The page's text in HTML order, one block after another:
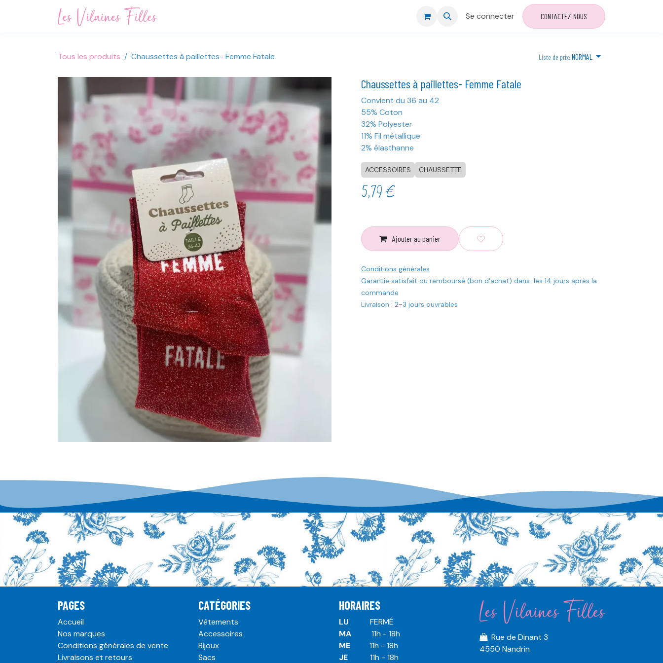
Livraison et retour Se connecter CONTACTEZ-NOUS
Tous les produits Chaussettes à paillettes- Femme Fatale Liste de prix: NORMAL
Chaussettes à paillettes- Femme Fatale
Convient du 36 au 42
55% Coton
32% Polyester
11% Fil métallique
2% élasthanne
ACCESSOIRES CHAUSSETTE
5,79€
Ajouter au panier
Conditions générales
Garantie satisfait ou remboursé (bon d'achat) dans les 14 jours après la
commande
Livraison : 2-3 jours ouvrables
PAGES
Accueil
Nos marques
Conditions générales de vente
Livraisons et retours
CATÉGORIES
Vêtements
Accessoires
Bijoux
Sacs
HORAIRES
LU
​ ​FERMÉ
MA
​11h - 18h
ME
​11h - 18h
JE
​​11h - 18h
Rue de Dinant 3
4550 Nandrin